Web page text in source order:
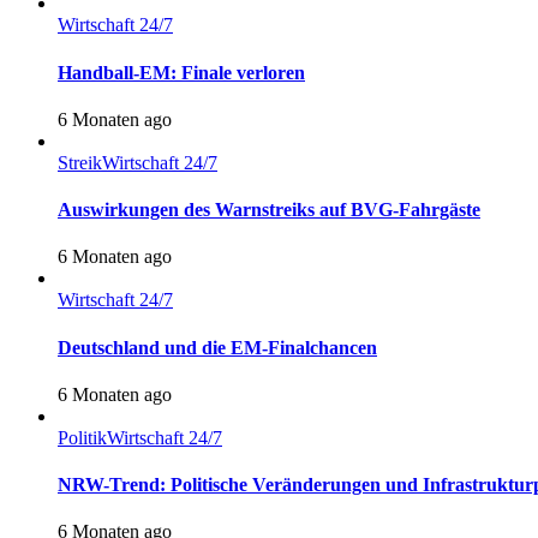
Wirtschaft 24/7
Handball-EM: Finale verloren
6 Monaten ago
StreikWirtschaft 24/7
Auswirkungen des Warnstreiks auf BVG-Fahrgäste
6 Monaten ago
Wirtschaft 24/7
Deutschland und die EM-Finalchancen
6 Monaten ago
PolitikWirtschaft 24/7
NRW-Trend: Politische Veränderungen und
6 Monaten ago